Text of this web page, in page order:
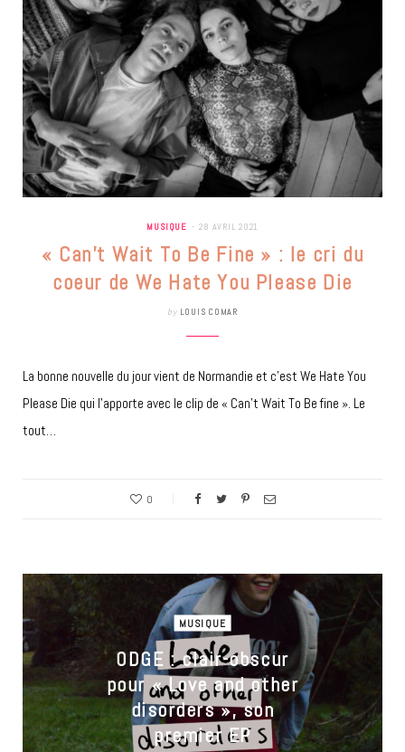
MUSIQUE 28 AVRIL 2021
« Can’t Wait To Be Fine » : le cri du
coeur de We Hate You Please Die
by LOUIS COMAR
La bonne nouvelle du jour vient de Normandie et c’est We Hate You
Please Die qui l’apporte avec le clip de « Can’t Wait To Be fine ». Le
tout…
0
MUSIQUE
ODGE : clair-obscur
pour « Love and other
disorders », son
premier EP